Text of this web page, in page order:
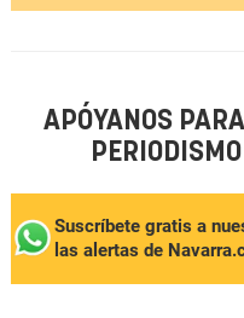
APÓYANOS
Suscríbete gratis a
las alertas de